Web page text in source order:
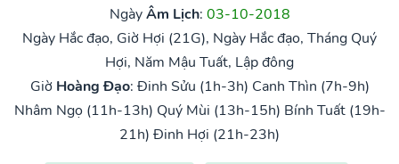
NgàyÂm Lịch: 03-10-2018
Ngày Hắc đạo, Giờ Hợi (21G), Ngày Hắc đạo, Tháng Quý
Hợi, Năm Mậu Tuất, Lập đông
Giờ Hoàng Đạo: Đinh Sửu (1h-3h) Canh Thìn (7h-9h)
Nhâm Ngọ (11h-13h) Quý Mùi (13h-15h) Bính Tuất (19h-
21h) Đinh Hợi (21h-23h)